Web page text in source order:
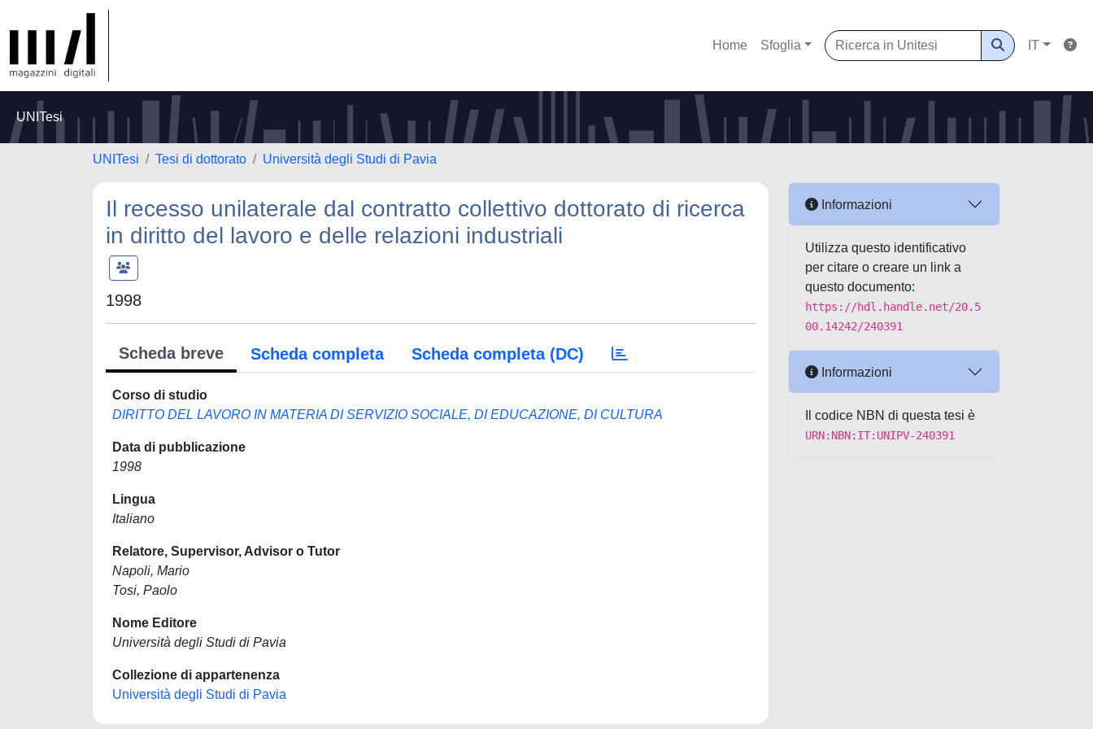
Home Sfoglia IT
UNITesi
UNITesi Tesi di dottorato Università degli Studi di Pavia
Il recesso unilaterale dal contratto collettivo dottorato di ricerca
in diritto del lavoro e delle relazioni industriali
1998
Scheda breve Scheda completa Scheda completa (DC)
Corso di studio
DIRITTO DEL LAVORO IN MATERIA DI SERVIZIO SOCIALE, DI EDUCAZIONE, DI CULTURA
Data di pubblicazione
1998
Lingua
Italiano
Relatore, Supervisor, Advisor o Tutor
Napoli, Mario
Tosi, Paolo
Nome Editore
Università degli Studi di Pavia
Collezione di appartenenza
Università degli Studi di Pavia
Informazioni
Utilizza questo identificativo
per citare o creare un link a
questo documento:
https://hdl.handle.net/20.5
00.14242/240391
Informazioni
Il codice NBN di questa tesi è
URN:NBN:IT:UNIPV-240391